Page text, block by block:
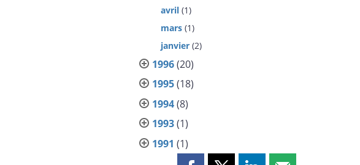
avril (1)
mars (1)
janvier (2)
1996(20)
1995(18)
1994(8)
1993(1)
1991 (1)